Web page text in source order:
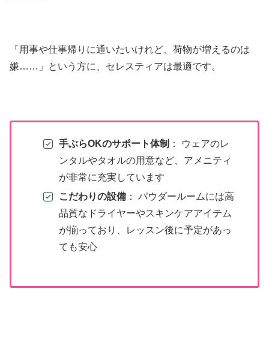
「用事や仕事帰りに通いたいけれど、荷物が増えるのは
嫌……」という方に、セレスティアは最適です。
手ぶらOKのサポート体制 ： ウェアのレ
ンタルやタオルの用意など、アメニティ
が非常に充実しています
こだわりの設備： パウダールームには高
品質なドライヤーやスキンケアアイテム
が揃っており、レッスン後に予定があっ
ても安心